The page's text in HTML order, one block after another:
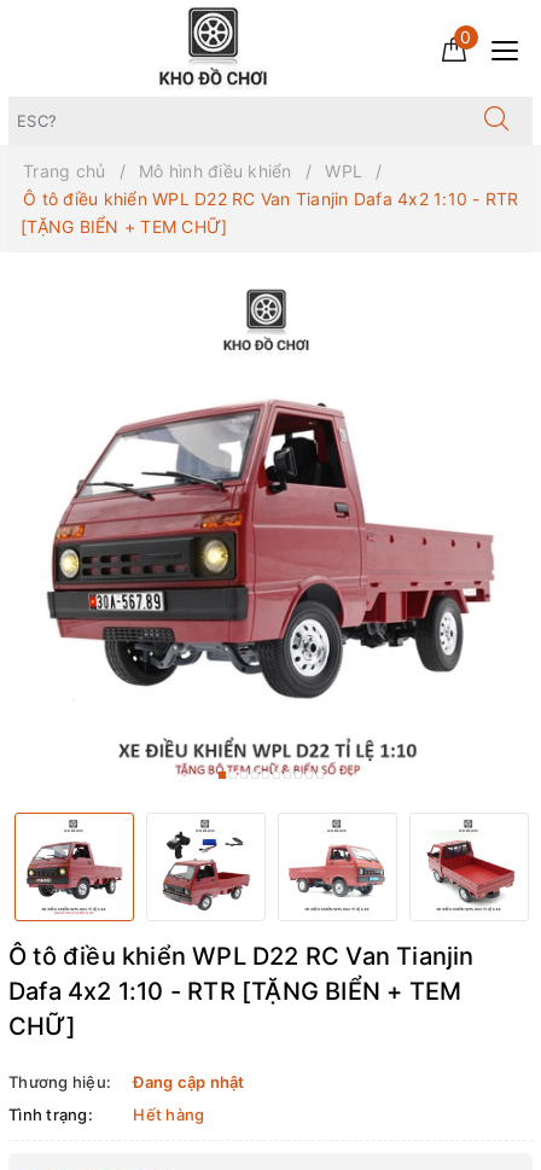
0
Trang chủ Mô hình điều khiển
WPL
Ô tô điều khiển WPL D22 RC Van Tianjin Dafa 4x2 1:10 - RTR
[TẶNG BIỂN + TEM CHỮ]
Ô tô điều khiển WPL D22 RC Van Tianjin
Dafa 4x2 1:10 - RTR [TẶNG BIỂN + TEM
CHỮ]
Thương hiệu:
Đang cập nhật
Tình trạng:
Hết hàng